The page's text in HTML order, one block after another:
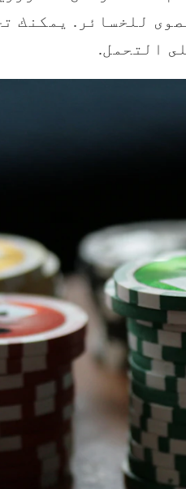
للخسائر. يمكنك
التحمل.